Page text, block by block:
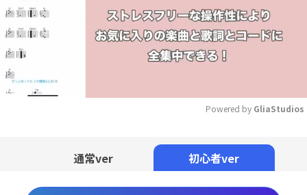
Powered by GliaStudios
通常ver 初心者ver